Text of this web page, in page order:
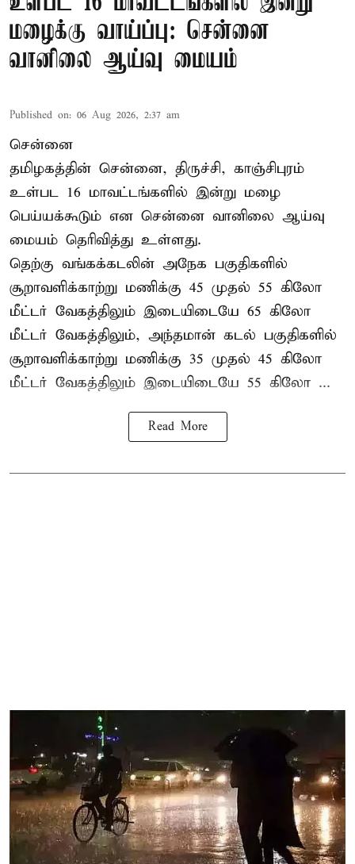
மழைக்கு வாய்ப்பு: சென்னை
வானிலை ஆய்வு மையம்
Published on: 06 Aug 2026, 2:37 am
சென்னை
தமிழகத்தின் சென்னை, திருச்சி, காஞ்சிபுரம்
உள்பட 16 மாவட்டங்களில் இன்று மழை
பெய்யக்கூடும் என சென்னை வானிலை ஆய்வு
மையம் தெரிவித்து உள்ளது.
தெற்கு வங்கக்கடலின் அநேக பகுதிகளில்
சூறாவளிக்காற்று மணிக்கு 45 முதல் 55 கிலோ
மீட்டர் வேகத்திலும் இடையிடையே 65 கிலோ
மீட்டர் வேகத்திலும், அந்தமான் கடல் பகுதிகளில்
சூறாவளிக்காற்று மணிக்கு 35 முதல் 45 கிலோ
மீட்டர் வேகத்திலும் இடையிடையே 55 கிலோ ...
Read More